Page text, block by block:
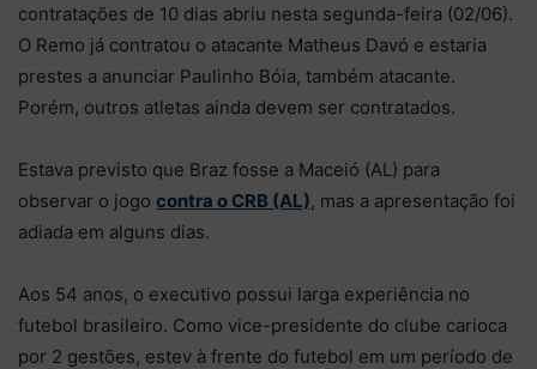
contratações de 10 dias abriu nesta segunda-feira (02/06).
O Remo já contratou o atacante Matheus Davó e estaria
prestes a anunciar Paulinho Bóia, também atacante.
Porém, outros atletas ainda devem ser contratados.
Estava previsto que Braz fosse a Maceió (AL) para
observar o jogo contra o CRB (AL), mas a apresentação foi
adiada em alguns dias.
Aos 54 anos, o executivo possui larga experiência no
futebol brasileiro. Como vice-presidente do clube carioca
por 2 gestões, estev à frente do futebol em um período de